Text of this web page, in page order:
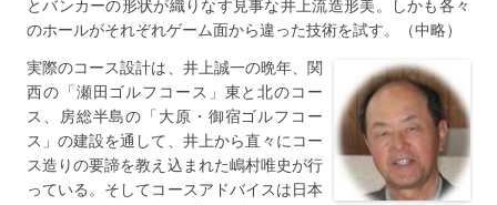
のホールがそれぞれゲーム面から違った技術を試す。（中略）
実際のコース設計は、井上誠一の晩年、関
西の「瀬田ゴルフコース」東と北のコー
ス、房総半島の「大原・御宿ゴルフコー
ス」の建設を通して、井上から直々にコー
ス造りの要諦を教え込まれた嶋村唯史が行
っている。そしてコースアドバイスは日本